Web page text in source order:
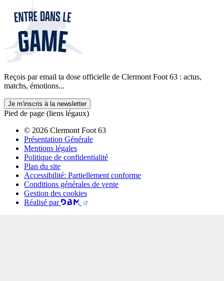
Reçois par email ta dose officielle de Clermont Foot 63 : actus,
matchs, émotions...
Je m'inscris à la newsletter
Pied de page (liens légaux)
© 2026 Clermont Foot 63
Présentation Générale
Mentions légales
Politique de confidentialité
Plan du site
Accessibilité: Partiellement conforme
Conditions générales de vente
Gestion des cookies
Réalisé par